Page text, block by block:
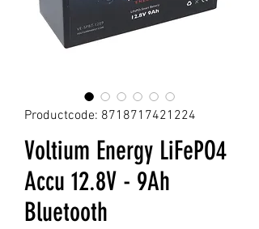
Productcode: 8718717421224
Voltium Energy LiFePO4
Accu 12.8V - 9Ah
Bluetooth